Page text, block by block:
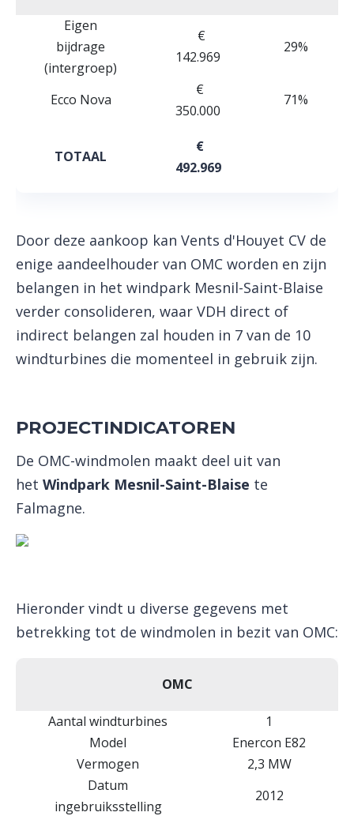
Eigen
bijdrage
(intergroep)
€
142.969
29%
Ecco Nova
€
350.000
71%
TOTAAL
€
492.969
Door deze aankoop kan Vents d'Houyet CV de
enige aandeelhouder van OMC worden en zijn
belangen in het windpark Mesnil-Saint-Blaise
verder consolideren, waar VDH direct of
indirect belangen zal houden in 7 van de 10
windturbines die momenteel in gebruik zijn.
PROJECTINDICATOREN
De OMC-windmolen maakt deel uit van
het Windpark Mesnil-Saint-Blaise te
Falmagne.
Hieronder vindt u diverse gegevens met
betrekking tot de windmolen in bezit van OMC:
OMC
Aantal windturbines
1
Model
Enercon E82
Vermogen
2,3 MW
Datum
ingebruiksstelling
2012